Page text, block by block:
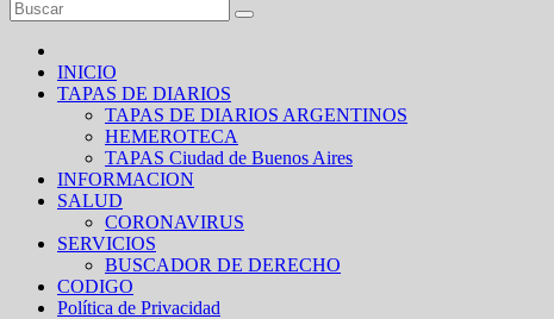
INICIO
TAPAS DE DIARIOS
TAPAS DE DIARIOS ARGENTINOS
HEMEROTECA
TAPAS Ciudad de Buenos Aires
INFORMACION
SALUD
CORONAVIRUS
SERVICIOS
BUSCADOR DE DERECHO
CODIGO
Política de Privacidad